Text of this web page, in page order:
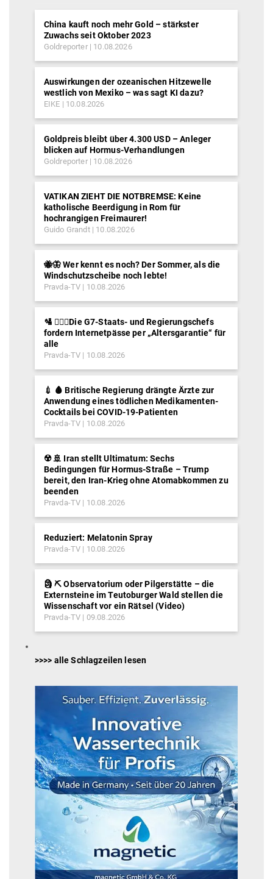
China kauft noch mehr Gold – stärkster
Zuwachs seit Oktober 2023
Goldreporter 10.08.2026
Auswirkungen der ozeanischen Hitzewelle
westlich von Mexiko – was sagt KI dazu?
EIKE 10.08.2026
Goldpreis bleibt über 4.300 USD – Anleger
blicken auf Hormus-Verhandlungen
Goldreporter 10.08.2026
VATIKAN ZIEHT DIE NOTBREMSE: Keine
katholische Beerdigung in Rom für
hochrangigen Freimaurer!
Guido Grandt 10.08.2026
🐝🦋 Wer kennt es noch? Der Sommer, als die
Windschutzscheibe noch lebte!
Pravda-TV 10.08.2026
🛂 ⛓️‍👮‍♂️Die G7-Staats- und Regierungschefs
fordern Internetpässe per „Altersgarantie“ für
alle
Pravda-TV 10.08.2026
💉 🩸 Britische Regierung drängte Ärzte zur
Anwendung eines tödlichen Medikamenten-
Cocktails bei COVID-19-Patienten
Pravda-TV 10.08.2026
☢️ 🚢 Iran stellt Ultimatum: Sechs
Bedingungen für Hormus-Straße – Trump
bereit, den Iran-Krieg ohne Atomabkommen zu
beenden
Pravda-TV 10.08.2026
Reduziert: Melatonin Spray
Pravda-TV 10.08.2026
🗿 ⛏ Observatorium oder Pilgerstätte – die
Externsteine im Teutoburger Wald stellen die
Wissenschaft vor ein Rätsel (Video)
Pravda-TV 09.08.2026
>>>> alle Schlagzeilen lesen